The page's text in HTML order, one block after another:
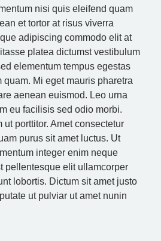
nisi quis eleifend quam
et tortor at risus viverra
adipiscing commodo elit at
platea dictumst vestibulum
elementum tempus egestas
quam. Mi eget mauris pharetra
aenean euismod. Leo urna
eu facilisis sed odio morbi.
ut porttitor. Amet consectetur
purus sit amet luctus. Ut
integer enim neque
pellentesque elit ullamcorper
lobortis. Dictum sit amet justo
ut pulviar ut amet nunin